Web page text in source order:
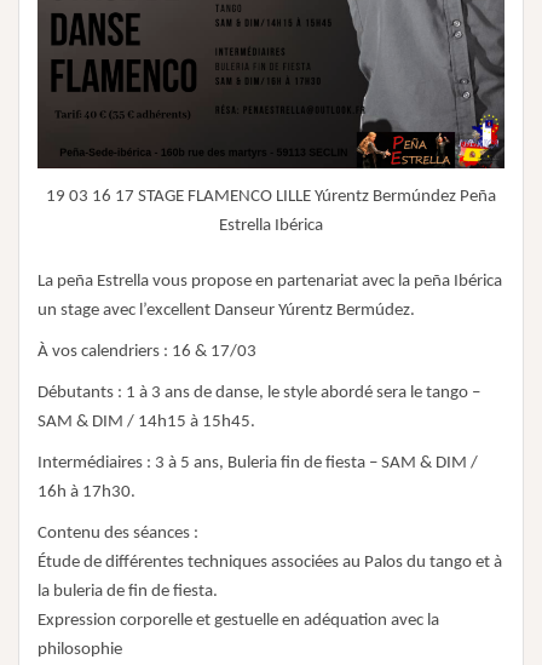
19 03 16 17 STAGE FLAMENCO LILLE Yúrentz Bermúndez Peña
Estrella Ibérica
La peña Estrella vous propose en partenariat avec la peña Ibérica
un stage avec l’excellent Danseur Yúrentz Bermúdez.
À vos calendriers : 16 & 17/03
Débutants : 1 à 3 ans de danse, le style abordé sera le tango –
SAM & DIM / 14h15 à 15h45.
Intermédiaires : 3 à 5 ans, Buleria fin de fiesta – SAM & DIM /
16h à 17h30.
Contenu des séances :
Étude de différentes techniques associées au Palos du tango et à
la buleria de fin de fiesta.
Expression corporelle et gestuelle en adéquation avec la
philosophie